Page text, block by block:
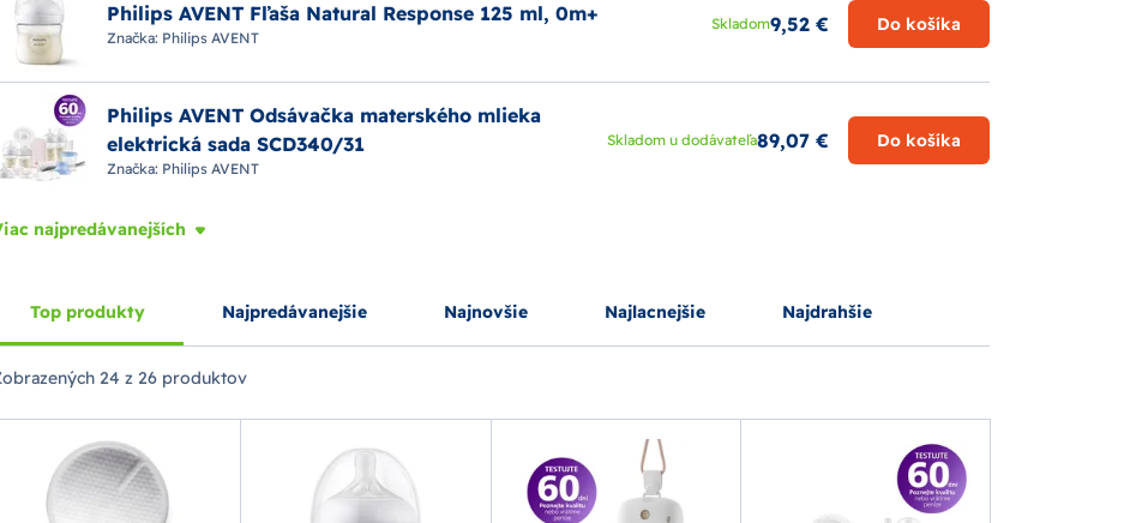
Philips AVENT Fľaša Natural Response 125 ml, 0m+
Značka: Philips AVENT
Skladom9,52 € Do košíka
Philips AVENT Odsávačka materského mlieka
elektrická sada SCD340/31
Značka: Philips AVENT
Skladom u dodávateľa89,07 € Do košíka
najpredávanejších
Top produkty Najpredávanejšie Najnovšie Najlacnejšie Najdrahšie
24 z 26 produktov